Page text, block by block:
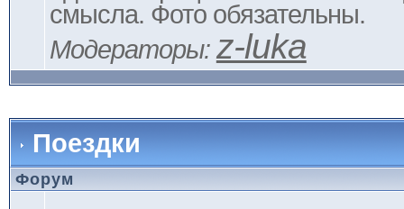
смысла. Фото обязательны.
Модераторы: z-luka
Поездки
Форум